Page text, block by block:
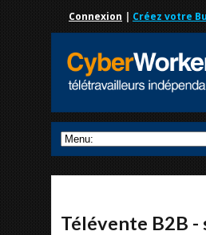
Connexion | Créez votre
Télévente B2B -